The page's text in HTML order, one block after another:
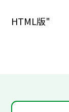
HTML版"